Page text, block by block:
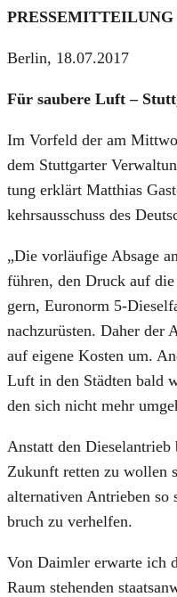
PRESSEMITTEILUNG
Ber­lin, 18.07.2017
Für sau­be­re Luft –
Im Vor­feld der am
dem Stutt­gar­ter
tung erklärt Mat­thi­as
kehrs­aus­schuss des
„Die vor­läu­fi­ge Absa­ge
füh­ren, den Druck auf
gern, Euro­norm
nach­zu­rüs­ten. Daher der
auf eige­ne Kos­ten um.
Luft in den Städ­ten bald
den sich nicht mehr
Anstatt den
Zukunft ret­ten zu wol­len
alter­na­ti­ven Antrie­ben
bruch zu ver­hel­fen.
Von Daim­ler erwar­te ich
Raum ste­hen­den